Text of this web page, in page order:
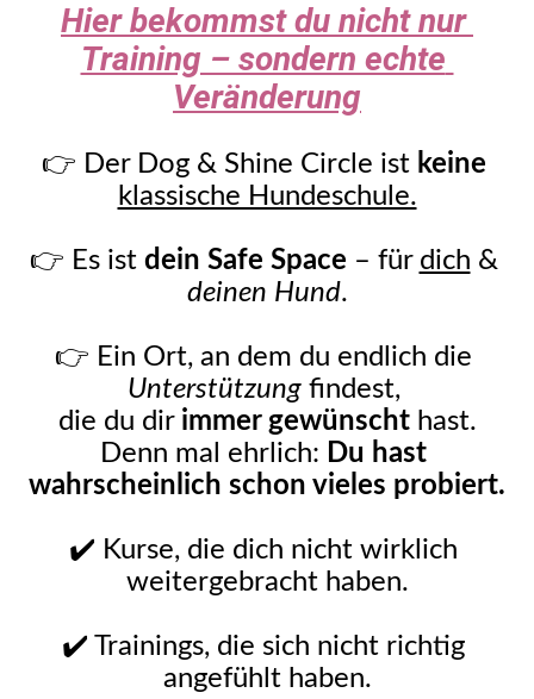
Hier bekommst du nicht nur
Training – sondern echte
Veränderung
👉 Der Dog & Shine Circle ist keine
klassische Hundeschule.
👉 Es ist dein Safe Space – für dich &
deinen Hund.
Unterstützung findest,
die du dir immer gewünscht hast.
Denn mal ehrlich: Du hast
wahrscheinlich schon vieles probiert.
✔️ Kurse, die dich nicht wirklich
weitergebracht haben.
✔️ Trainings, die sich nicht richtig
angefühlt haben.